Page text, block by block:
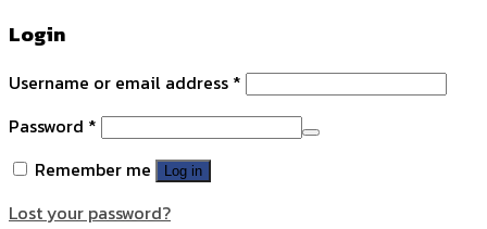
Login
Username or email address *
Password *
Remember me
Log in
Lost your password?